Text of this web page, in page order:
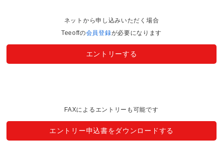
ネットから申し込みいただく場合
Teeoffの会員登録が必要になります
エントリーする
FAXによるエントリーも可能です
エントリー申込書をダウンロードする